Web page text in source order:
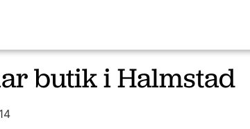
butik i Halmstad